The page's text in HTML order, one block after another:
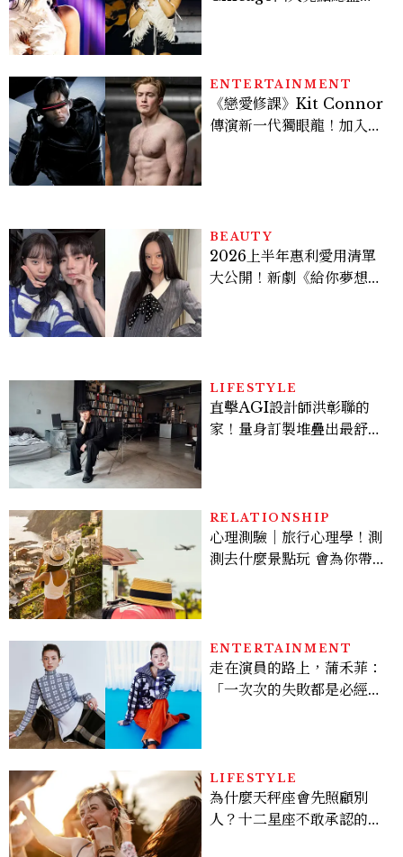
ENTERTAINMENT
《戀愛修課》Kit Connor
傳演新一代獨眼龍！加入新
BEAUTY
2026上半年惠利愛用清單
大公開！新劇《給你夢想》
LIFESTYLE
直擊AGI設計師洪彰聯的
家！量身訂製堆疊出最舒適
RELATIONSHIP
心理測驗｜旅行心理學！測
測去什麼景點玩 會為你帶來
ENTERTAINMENT
走在演員的路上，蒲禾菲：
「一次次的失敗都是必經過
LIFESTYLE
為什麼天秤座會先照顧別
人？十二星座不敢承認的一